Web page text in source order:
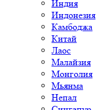
Индия
Индонезия
Камбоджа
Китай
Лаос
Малайзия
Монголия
Мьянма
Непал